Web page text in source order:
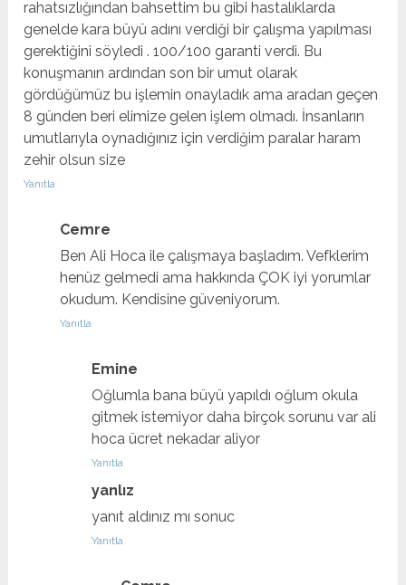
rahatsızlığından bahsettim bu gibi hastalıklarda
genelde kara büyü adını verdiği bir çalışma yapılması
gerektiğini söyledi . 100/100 garanti verdi. Bu
konuşmanın ardından son bir umut olarak
gördüğümüz bu işlemin onayladık ama aradan geçen
8 günden beri elimize gelen işlem olmadı. İnsanların
umutlarıyla oynadığınız için verdiğim paralar haram
zehir olsun size
Yanıtla
Cemre
Ben Ali Hoca ile çalışmaya başladım. Vefklerim
henüz gelmedi ama hakkında ÇOK iyi yorumlar
okudum. Kendisine güveniyorum.
Yanıtla
Emine
Oğlumla bana büyü yapıldı oğlum okula
gitmek istemiyor daha birçok sorunu var ali
hoca ücret nekadar aliyor
Yanıtla
yanlız
yanıt aldınız mı sonuc
Yanıtla